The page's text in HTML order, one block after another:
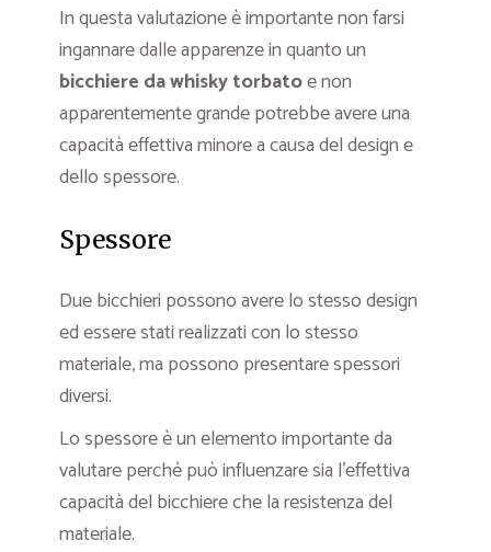
In questa valutazione è importante non farsi
ingannare dalle apparenze in quanto un
bicchiere da whisky torbatoe non
apparentemente grande potrebbe avere una
capacità effettiva minore a causa del design e
dello spessore.
Spessore
Due bicchieri possono avere lo stesso design
ed essere stati realizzati con lo stesso
materiale, ma possono presentare spessori
diversi.
Lo spessore è un elemento importante da
valutare perché può influenzare sia l’effettiva
capacità del bicchiere che la resistenza del
materiale.